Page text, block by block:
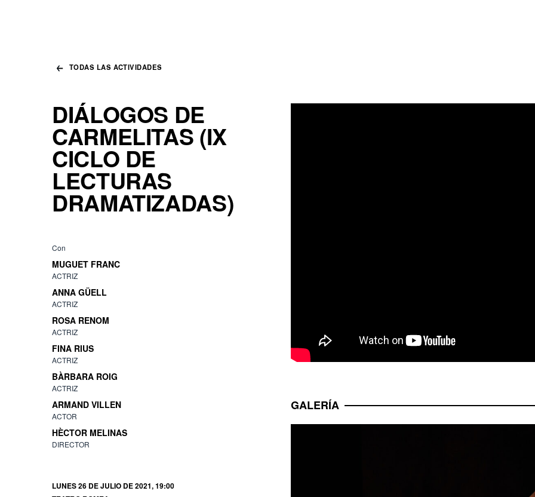
TODAS LAS ACTIVIDADES
DIÁLOGOS DE
CARMELITAS (IX
CICLO DE
LECTURAS
DRAMATIZADAS)
Con
MUGUET FRANC
ACTRIZ
ANNA GÜELL
ACTRIZ
ROSA RENOM
ACTRIZ
FINA RIUS
ACTRIZ
BÀRBARA ROIG
ACTRIZ
ARMAND VILLEN
ACTOR
HÈCTOR MELINAS
DIRECTOR
LUNES 26 DE JULIO DE 2021, 19:00
GALERÍA